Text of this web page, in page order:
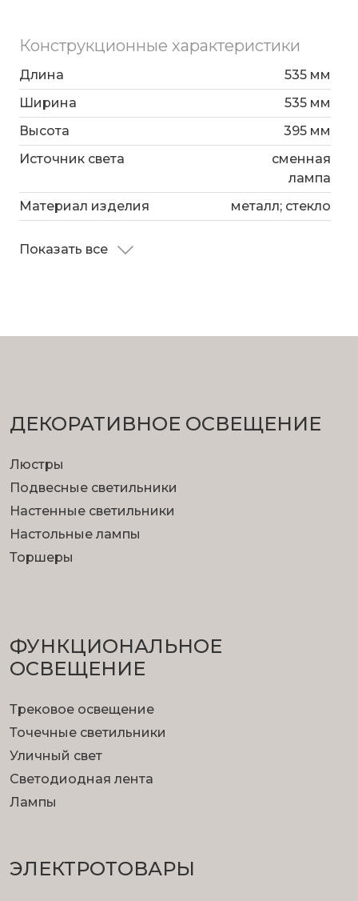
Конструкционные характеристики
Длина
535 мм
Ширина
535 мм
Высота
395 мм
Источник света
сменная
лампа
Материал изделия
металл; стекло
Показать все
ДЕКОРАТИВНОЕ ОСВЕЩЕНИЕ
Люстры
Подвесные светильники
Настенные светильники
Настольные лампы
Торшеры
ФУНКЦИОНА­ЛЬНОЕ
ОСВЕЩЕНИЕ
Трековое освещение
Точечные светильники
Уличный свет
Светодиодная лента
Лампы
ЭЛЕКТРОТОВАРЫ